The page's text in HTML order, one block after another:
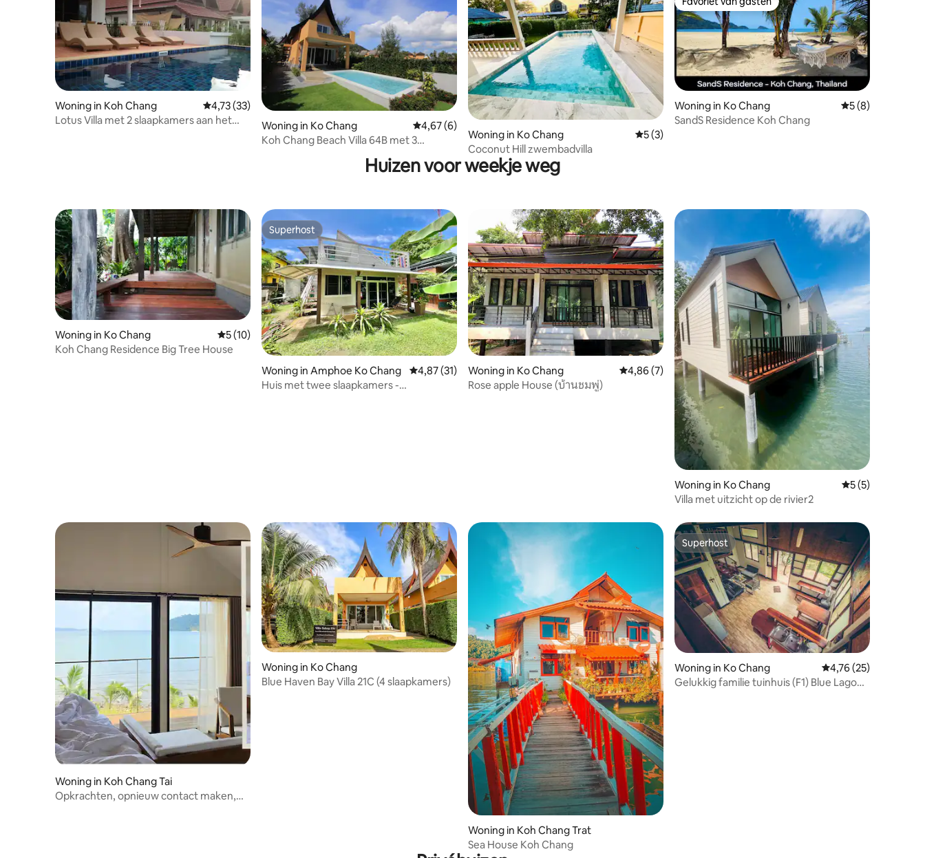
Woning in Koh Chang Gemiddelde beoordeling van 4,73 uit 5, 33 recensies
4,73 (33)
Lotus Villa met 2 slaapkamers aan het
Woning in Ko Chang Gemiddelde beoordeling van 4,67 uit 5, 6 recensies
4,67 (6)
Koh Chang Beach Villa 64B met 3
Woning in Ko Chang Gemiddelde beoordeling van 5 uit 5, 3 recensies
5 (3)
Coconut Hill zwembadvilla
Favoriet van gasten
Woning in Ko Chang Gemiddelde
5 (8)
SandS Residence Koh Chang
Huizen voor weekje weg
Woning in Ko Chang Gemiddelde beoordeling van 5 uit 5, 10 recensies
5 (10)
Koh Chang Residence Big Tree House
Superhost
Superhost
Woning in Amphoe Ko Chang Gemiddelde beoordeling van 4,87 uit 5, 31 recensies
4,87 (31)
Huis met twee slaapkamers -
Woning in Ko Chang Gemiddelde beoordeling van 4,86 uit 5, 7 recensies
4,86 (7)
Rose apple House (บ้านชมพู่)
Woning in Ko Chang Gemiddelde
5 (5)
Villa met uitzicht op de rivier2
Woning in Koh Chang Tai
Opkrachten, opnieuw contact maken,
Woning in Ko Chang
Blue Haven Bay Villa 21C (4 slaapkamers)
Woning in Koh Chang Trat
Sea House Koh Chang
Superhost
Superhost
Woning in Ko Chang Gemiddelde
4,76 (25)
Gelukkig familie tuinhuis (F1) Blue Lagoon